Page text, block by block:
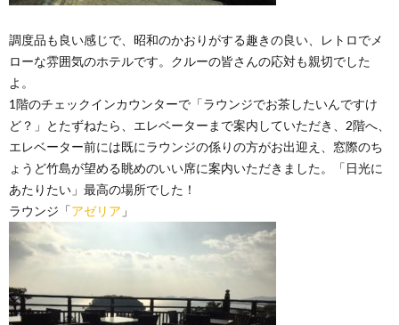
調度品も良い感じで、昭和のかおりがする趣きの良い、レトロでメ
ローな雰囲気のホテルです。クルーの皆さんの応対も親切でした
よ。
1階のチェックインカウンターで「ラウンジでお茶したいんですけ
ど？」とたずねたら、エレベーターまで案内していただき、2階へ、
エレベーター前には既にラウンジの係りの方がお出迎え、窓際のち
ょうど竹島が望める眺めのいい席に案内いただきました。「日光に
あたりたい」最高の場所でした！
ラウンジ「アゼリア 」